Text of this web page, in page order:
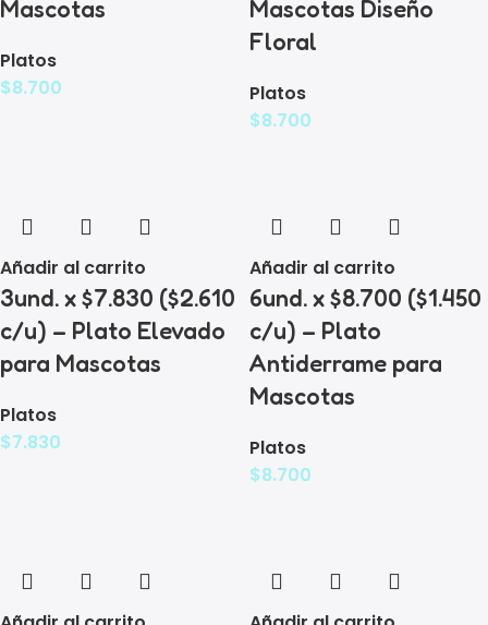
Mascotas
Platos
$8.700
Mascotas Diseño
Floral
Platos
$8.700
Añadir al carrito
3und. x $7.830 ($2.610
c/u) – Plato Elevado
para Mascotas
Platos
$7.830
Añadir al carrito
6und. x $8.700 ($1.450
c/u) – Plato
Antiderrame para
Mascotas
Platos
$8.700